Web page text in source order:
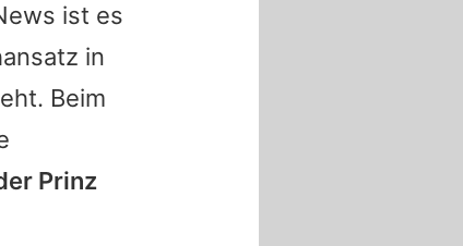
ist es
in
Beim
Prinz